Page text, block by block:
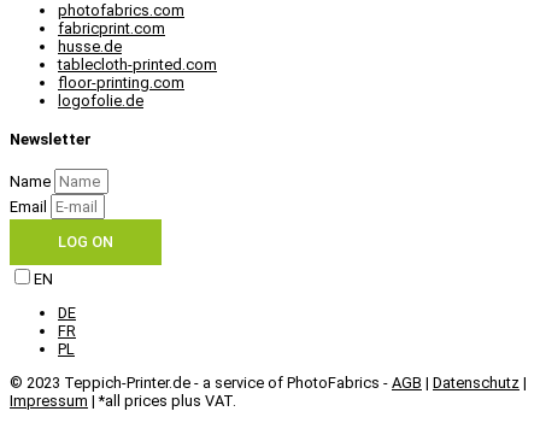
photofabrics.com
fabricprint.com
husse.de
tablecloth-printed.com
floor-printing.com
logofolie.de
Newsletter
Name
Email
LOG ON
EN
DE
FR
PL
© 2023 Teppich-Printer.de - a service of PhotoFabrics - AGB | Datenschutz |
Impressum | *all prices plus VAT.